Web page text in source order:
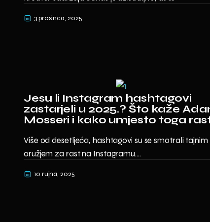
3 prosinca, 2025
Jesu li Instagram hashtagovi
zastarjeli u 2025.? Što kaže
Mosseri i kako umjesto toga
Više od desetljeća, hashtagovi su se smatrali tajnim
oružjem za rast na Instagramu....
10 rujna, 2025